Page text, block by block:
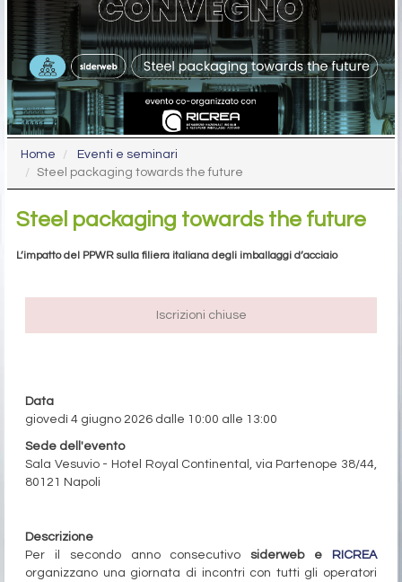
Home
Eventi e seminari
Steel packaging towards the future
Steel packaging towards the future
L’impatto del PPWR sulla filiera italiana degli imballaggi d’acciaio
Iscrizioni chiuse
Data
giovedì 4 giugno 2026 dalle 10:00 alle 13:00
Sede dell'evento
Sala Vesuvio - Hotel Royal Continental, via Partenope 38/44,
80121 Napoli
Descrizione
Per il secondo anno consecutivosiderweb e
RICREA
organizzano una giornata di incontri con tutti gli operatori